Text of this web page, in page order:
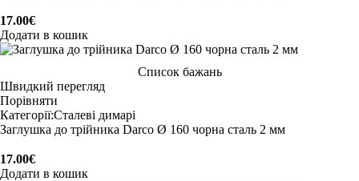
17.00€
Додати в кошик
Список бажань
Швидкий перегляд
Порівняти
Категорії:Сталеві димарі
Заглушка до трійника Darco Ø 160 чорна сталь 2 мм
17.00€
Додати в кошик